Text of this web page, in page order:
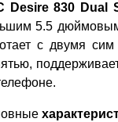
Desire 830 Dual
5.5
с двумя